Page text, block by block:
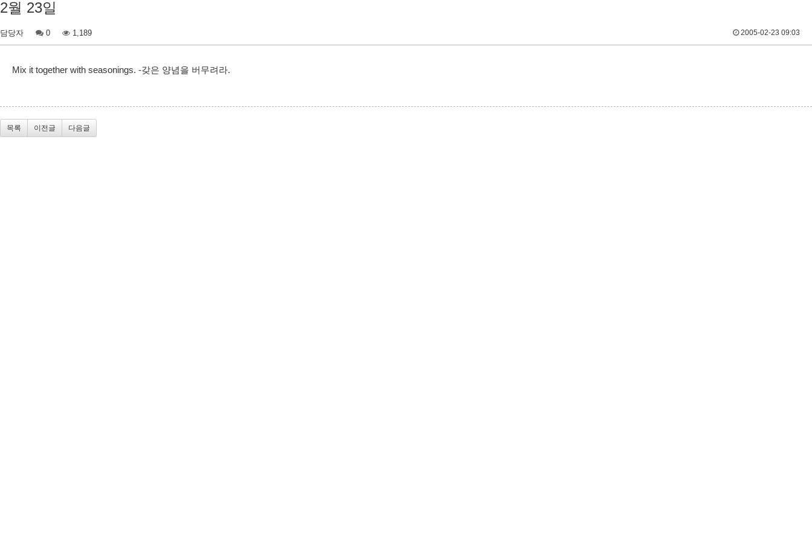
2월 23일
담당자 0 1,189 2005-02-23 09:03
Mix it together with seasonings. -갖은 양념을 버무려라.
목록 이전글 다음글